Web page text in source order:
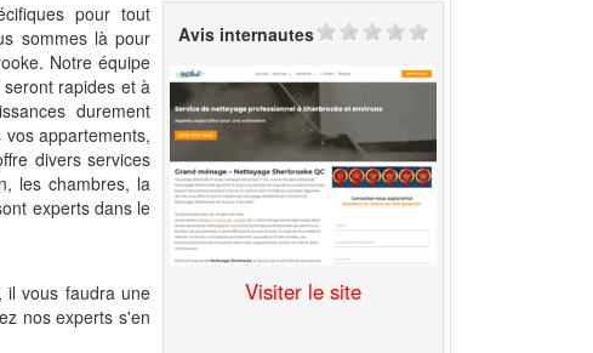
pour tout
sommes là pour
Notre équipe
rapides et à
durement
appartements,
divers services
les chambres, la
experts dans le
il vous faudra une
nos experts s'en
Avis internautes
Visiter le site